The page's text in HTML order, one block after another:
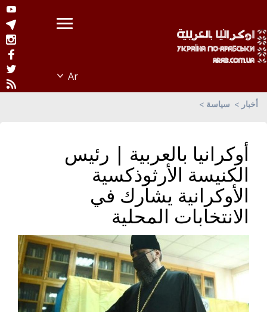
أخبار سياسة
أوكرانيا بالعربية | رئيس
الكنيسة الأرثوذكسية
الأوكرانية يشارك في
الانتخابات المحلية